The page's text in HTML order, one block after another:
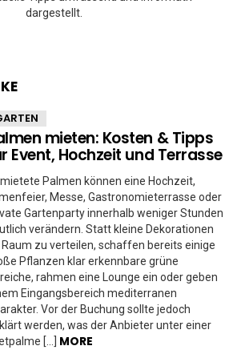
dargestellt.
mieten: Kosten & Tipps
Event, Hochzeit und Terrasse
Palmen können eine Hochzeit,
Messe, Gastronomieterrasse oder
Gartenparty innerhalb weniger Stunden
verändern. Statt kleine Dekorationen
zu verteilen, schaffen bereits einige
Pflanzen klar erkennbare grüne
rahmen eine Lounge ein oder geben
Eingangsbereich mediterranen
Vor der Buchung sollte jedoch
werden, was der Anbieter unter einer
[…] MORE